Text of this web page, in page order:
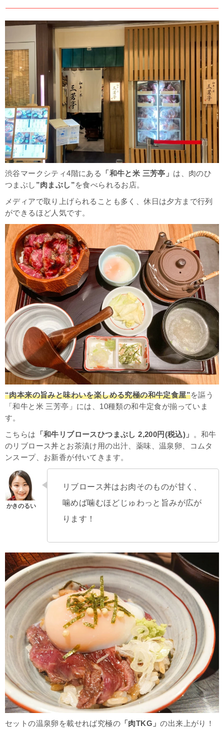
渋谷マークシティ4階にある 「和牛と米 三芳亭」 は、肉のひ
つまぶし ”肉まぶし”を食べられるお店。
メディアで取り上げられることも多く、休日は夕方まで行列
ができるほど人気です。
“肉本来の旨みと味わいを楽しめる究極の和牛定食屋”を謳う
「和牛と米 三芳亭」には、10種類の和牛定食が揃っていま
す。
こちらは 「和牛リブロースひつまぶし 2,200円(税込)」 。和牛
のリブロース丼とお茶漬け用の出汁、薬味、温泉卵、コムタ
ンスープ、お新香が付いてきます。
リブロース丼はお肉そのものが甘く、
噛めば噛むほどじゅわっと旨みが広が
ります！
セットの温泉卵を載せれば究極の 「肉TKG」の出来上がり！